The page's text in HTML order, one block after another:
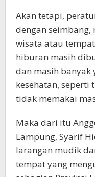
Akan tetapi,
dengan
wisata atau
hiburan masih
dan masih banyak
kesehatan, seperti
tidak memakai
Maka dari itu
Lampung, Syarif
larangan mudik
tempat yang